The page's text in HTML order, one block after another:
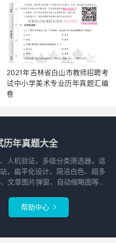
2021年吉林省白山市教师招聘考
试中小学美术专业历年真题汇编
卷
历年真题大全
人机验证、多级分类筛选器，适
，扁平化设计、简洁白色、超多
文章图片弹窗、自动缩略图等...
帮助中心 